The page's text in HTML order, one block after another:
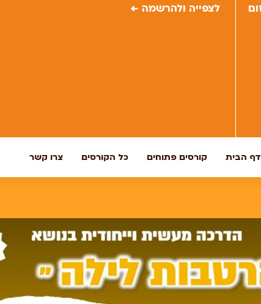
לצפייה ולהרשמה ←
דף הבית קורסים פתוחים כל הקורסים צרו קשר